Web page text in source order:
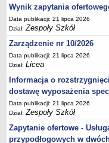
Wynik zapytania
Data publikacji: 21 lipca 2026
Dział:Zespoły Szkół
Zarządzenie nr 10/2026
Data publikacji: 21 lipca 2026
Dział:Licea
Informacja o
dostawę wyposażenia
Data publikacji: 21 lipca 2026
Dział:Zespoły Szkół
Zapytanie ofertowe -
przypodłogowych w